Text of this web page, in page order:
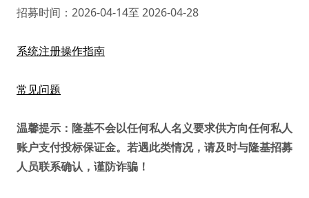
招募时间：2026-04-14至 2026-04-28
系统注册操作指南
常见问题
温馨提示：隆基不会以任何私人名义要求供方向任何私人
账户支付投标保证金。若遇此类情况，请及时与隆基招募
人员联系确认，谨防诈骗！